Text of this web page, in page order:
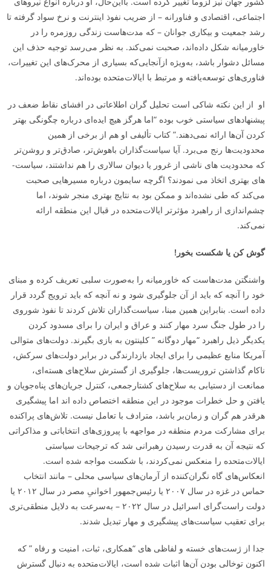
اجتماعی، اقتصادی و فناورانه – از ضریب نفوذ اینترنت و نرخ سواد گرفته تا
رشد جمعیت و بیکاری جوانان – که مدت‌هاست زندگی روزمره را در
خاورمیانه شکل داده‌اند، صحبت نمی‌کند. به نظر می‌رسد توجیه حذف این
مسائل دشوار باشد، به‌ویژه ازآنجایی‌که بسیاری از محرک‌های این تغییرات،
فناوری‌های توسعه‌یافته و مرتبط با ایالات‌متحده بوده‌اند.
او از این نکته شاکی است تحلیل گران اطلاعاتی در افشای نقاط ضعف در
پیشنهادهای سیاستی خوب بوده “اما هرگز هیچ ایده‌ای درباره چگونگی بهتر
کردن آن‌ها ارائه نمی‌دهند.” کتاب تألیفی او هم از برخی از همین
محدودیت‌ها رنج می‌برد. آیا سیاست‌گذاران باهوش‌تر، صادق‌تر و روشن‌تر
که محدودیت ­های ناشی از غرور یا دیوان سالاری را هم نداشتند، سیاست­
های بهتری اتخاذ می ­نمودند؟ اگرچه سایمون درباره مسیرهایی صحبت
می‌کند که طی نشده‌اند و ممکن بود به نتایج بهتری منجر شوند، اما
چشم‌اندازی از راهبرد مؤثرتر ایالات‌متحده در قبال این منطقه ارائه
نمی‌کند.
گوش کن یا شکست بخور!
واشنگتن مدت‌هاست که خاورمیانه را به‌صورت سلبی تعریف کرده و مبنای
خود را آنچه که باید از آن جلوگیری شود و نه آنچه که باید ترویج گردد قرار
داده است. بنابراین همین مبنا، سیاست‌گذاران تلاش کردند تا نفوذ شوروی
را در طول جنگ سرد مهار کنند و عراق و ایران را برای مسدود کردن
یکدیگر ذیل راهبرد “مهار دوگانه ” کلینتون به بازی بگیرند. دولت‌های متوالی
آمریکا منابع عظیمی را برای ایجاد بازدارندگی در برابر دولت‌های سرکش،
ناکام گذاشتن تروریست‌ها، جلوگیری از گسترش سلاح‌های هسته‌ای،
ممانعت از دستیابی به سلاح‌های کشتارجمعی، کنترل جریان‌های پناه‌جویان و
یافتن و حل خطرات موجود در این منطقه اختصاص داده­ اند اما پیشگیری
هرقدر هم گران و زمان‌بر باشد، مترادف با تعامل نیست. تلاش‌های پراکنده
برای مشارکت مردم منطقه در مواجهه با پیروزی‌های انتخاباتی و مذاکراتی
که نتیجه آن به قدرت رسیدن رهبرانی شد که ترجیحات سیاستی
ایالات‌متحده را منعکس نمی‌کردند، با شکست مواجه شده است.
انعکاس‌های گاه نگران‌کننده از آرمان‌های سیاسی محلی – مانند انتخاب
حماس در غزه در سال ۲۰۰۷ یا رئیس‌جمهور اخوانیِ مصر در سال ۲۰۱۲ یا
دولت راست‌گرای اسرائیل در سال ۲۰۲۲ – به‌سرعت به دلایل منطقی‌تری
برای تعقیب سیاست‌های پیشگیری و مهار تبدیل شدند.
جدا از ژست‌های خسته و لفاظی­ های “همکاری، ثبات، امنیت و رفاه ” که
اکنون توخالی بودن آن‌ها اثبات شده است، ایالات‌متحده به دنبال گسترش